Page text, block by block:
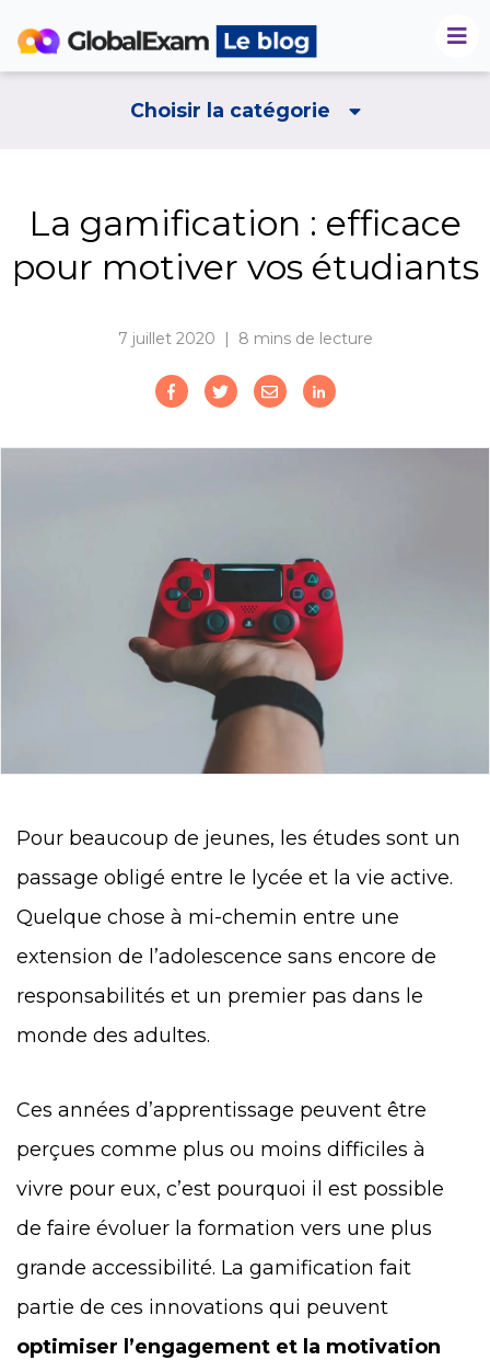
Choisir la catégorie
La gamification : efficace
pour motiver vos étudiants
7 juillet 2020 | 8 mins de lecture
Pour beaucoup de jeunes, les études sont un
passage obligé entre le lycée et la vie active.
Quelque chose à mi-chemin entre une
extension de l’adolescence sans encore de
responsabilités et un premier pas dans le
monde des adultes.
Ces années d’apprentissage peuvent être
perçues comme plus ou moins difficiles à
vivre pour eux, c’est pourquoi il est possible
de faire évoluer la formation vers une plus
grande accessibilité. La gamification fait
partie de ces innovations qui peuvent
optimiser l’engagement et la motivation